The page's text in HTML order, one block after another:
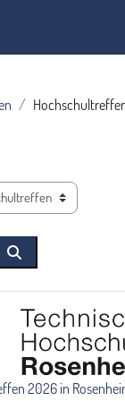
Search courses
2026 in
2026 in